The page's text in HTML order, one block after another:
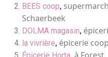
BEES coop,
Schaerbeek
DOLMA magasin,
la vivrière, épicerie